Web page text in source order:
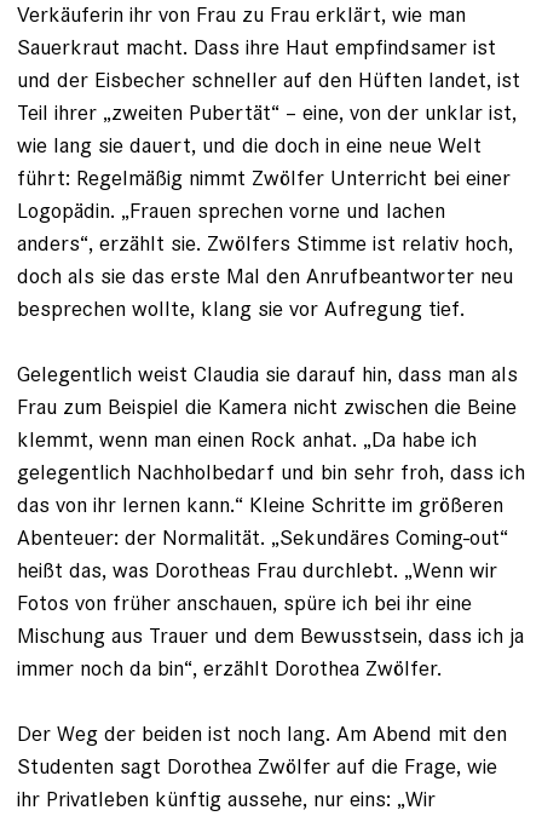
Verkäuferin ihr von Frau zu Frau erklärt, wie man
Sauerkraut macht. Dass ihre Haut empfindsamer ist
und der Eisbecher schneller auf den Hüften landet, ist
Teil ihrer „zweiten Pubertät“ – eine, von der unklar ist,
wie lang sie dauert, und die doch in eine neue Welt
führt: Regelmäßig nimmt Zwölfer Unterricht bei einer
Logopädin. „Frauen sprechen vorne und lachen
anders“, erzählt sie. Zwölfers Stimme ist relativ hoch,
doch als sie das erste Mal den Anrufbeantworter neu
besprechen wollte, klang sie vor Aufregung tief.
Gelegentlich weist Claudia sie darauf hin, dass man als
Frau zum Beispiel die Kamera nicht zwischen die Beine
klemmt, wenn man einen Rock anhat. „Da habe ich
gelegentlich Nachholbedarf und bin sehr froh, dass ich
das von ihr lernen kann.“ Kleine Schritte im größeren
Abenteuer: der Normalität. „Sekundäres Coming-out“
heißt das, was Dorotheas Frau durchlebt. „Wenn wir
Fotos von früher anschauen, spüre ich bei ihr eine
Mischung aus Trauer und dem Bewusstsein, dass ich ja
immer noch da bin“, erzählt Dorothea Zwölfer.
Der Weg der beiden ist noch lang. Am Abend mit den
Studenten sagt Dorothea Zwölfer auf die Frage, wie
ihr Privatleben künftig aussehe, nur eins: „Wir